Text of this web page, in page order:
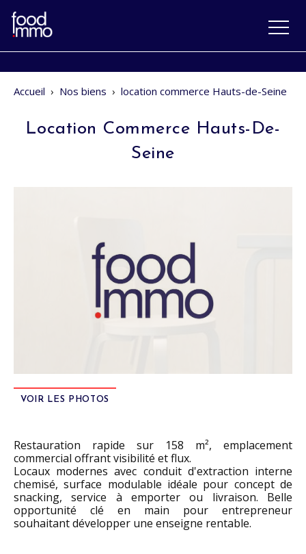
Accueil › Nos biens › location commerce Hauts-de-Seine
Location Commerce Hauts-De-
Seine
VOIR LES PHOTOS
Restauration rapide sur 158 m², emplacement
commercial offrant visibilité et flux.
Locaux modernes avec conduit d'extraction interne
chemisé, surface modulable idéale pour concept de
snacking, service à emporter ou livraison. Belle
opportunité clé en main pour entrepreneur
souhaitant développer une enseigne rentable.